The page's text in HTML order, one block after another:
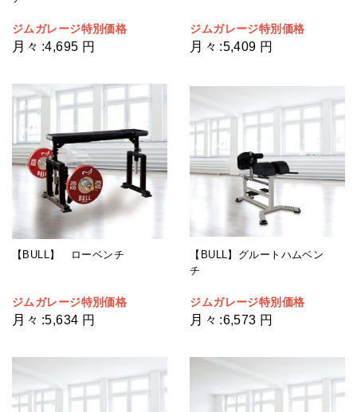
ジムガレージ特別価格
月々 :4,695 円
ジムガレージ特別価格
月々 :5,409 円
【BULL】 ローベンチ
ジムガレージ特別価格
月々 :5,634 円
【BULL】グルートハムベン
チ
ジムガレージ特別価格
月々 :6,573 円